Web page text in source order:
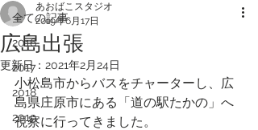
全ての記事
2016
2017
2018
2019
広島出張
あおばこスタジオ
2019年6月17日
更新日： 2021年2月24日
小松島市からバスをチャーターし、広
島県庄原市にある「道の駅たかの」へ
視察に行ってきました。